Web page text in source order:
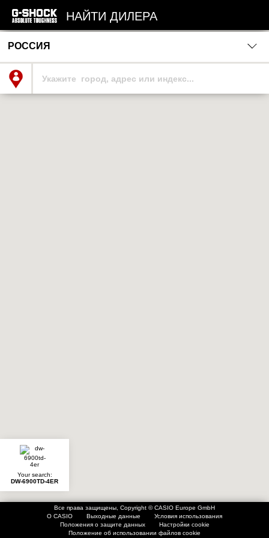
НАЙТИ ДИЛЕРА
Your search:
DW-6900TD-4ER
Все права защищены, Copyright © CASIO Europe GmbH
О CASIO
Выходные данные
Условия использования
Положения о защите данных
Настройки cookie
Положение об использовании файлов cookie